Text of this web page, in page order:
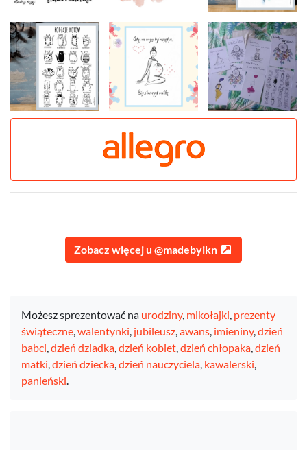
Zobacz więcej u @madebyikn
Możesz sprezentować na urodziny, mikołajki prezenty
świąteczne walentynki jubileusz awans imieniny, dzień
babci dzień dziadka dzień kobiet dzień chłopaka dzień
matki dzień dziecka dzień nauczyciela kawalerski
panieński